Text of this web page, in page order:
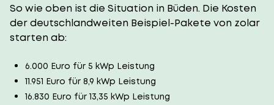
So wie oben ist die Situation in Büden. Die Kosten
der deutschlandweiten Beispiel-Pakete von zolar
starten ab:
6.000 Euro für 5 kWp Leistung
11.951 Euro für 8,9 kWp Leistung
16.830 Euro für 13,35 kWp Leistung